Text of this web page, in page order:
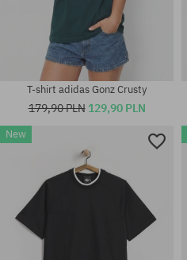
Dostępne rozmiary:
T-shirt adidas Gonz Crusty
179,90 PLN 129,90 PLN
New